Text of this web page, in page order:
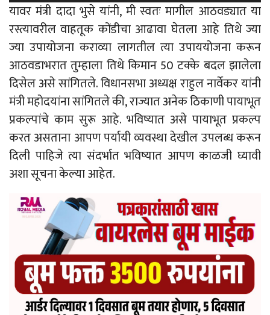
यावर मंत्री दादा भुसे यांनी, मी स्वतः मागील आठवड्यात या
रस्त्यावरील वाहतूक कोंडीचा आढावा घेतला आहे तिथे ज्या
ज्या उपायोजना कराव्या लागतील त्या उपाययोजना करून
आठवडाभरात तुम्हाला तिथे किमान 50 टक्के बदल झालेला
दिसेल असे सांगितले. विधानसभा अध्यक्ष राहुल नार्वेकर यांनी
मंत्री महोदयांना सांगितले की, राज्यात अनेक ठिकाणी पायाभूत
प्रकल्पांचे काम सुरू आहे. भविष्यात असे पायाभूत प्रकल्प
करत असताना आपण पर्यायी व्यवस्था देखील उपलब्ध करून
दिली पाहिजे त्या संदर्भात भविष्यात आपण काळजी घ्यावी
अशा सूचना केल्या आहेत.